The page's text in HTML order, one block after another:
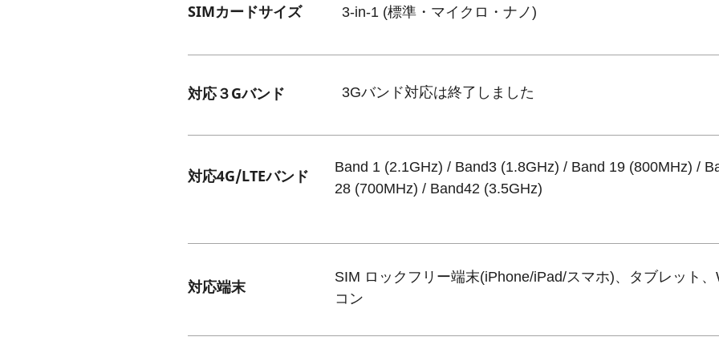
SIMカードサイズ 3-in-1 (標準・マイクロ・ナノ)
対応３Gバンド 3Gバンド対応は終了しました
​対応4G/LTEバンド
Band 1 (2.1GHz) / Band3 (1.8GHz) / Band 19 (800MHz) /
28 (700MHz) / Band42 (3.5GHz)
​対応端末
SIM ロックフリー端末(iPhone/iPad/スマホ)、タブレット
コン